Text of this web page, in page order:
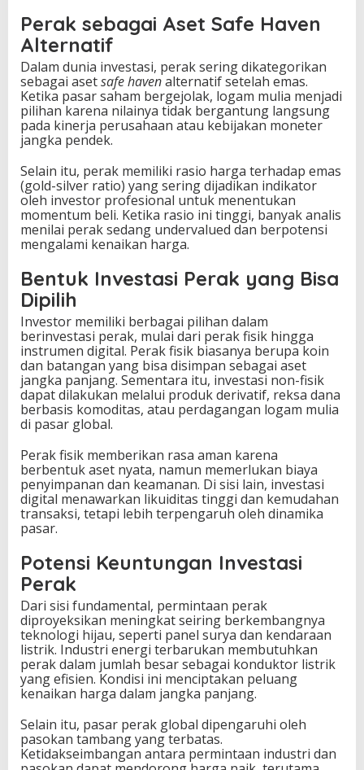
Perak sebagai Aset Safe Haven
Alternatif
Dalam dunia investasi, perak sering dikategorikan
sebagai asetsafe havenalternatif setelah emas.
Ketika pasar saham bergejolak, logam mulia menjadi
pilihan karena nilainya tidak bergantung langsung
pada kinerja perusahaan atau kebijakan moneter
jangka pendek.
Selain itu, perak memiliki rasio harga terhadap emas
(gold-silver ratio) yang sering dijadikan indikator
oleh investor profesional untuk menentukan
momentum beli. Ketika rasio ini tinggi, banyak analis
menilai perak sedang undervalued dan berpotensi
mengalami kenaikan harga.
Bentuk Investasi Perak yang Bisa
Dipilih
Investor memiliki berbagai pilihan dalam
berinvestasi perak, mulai dari perak fisik hingga
instrumen digital. Perak fisik biasanya berupa koin
dan batangan yang bisa disimpan sebagai aset
jangka panjang. Sementara itu, investasi non-fisik
dapat dilakukan melalui produk derivatif, reksa dana
berbasis komoditas, atau perdagangan logam mulia
di pasar global.
Perak fisik memberikan rasa aman karena
berbentuk aset nyata, namun memerlukan biaya
penyimpanan dan keamanan. Di sisi lain, investasi
digital menawarkan likuiditas tinggi dan kemudahan
transaksi, tetapi lebih terpengaruh oleh dinamika
pasar.
Potensi Keuntungan Investasi
Perak
Dari sisi fundamental, permintaan perak
diproyeksikan meningkat seiring berkembangnya
teknologi hijau, seperti panel surya dan kendaraan
listrik. Industri energi terbarukan membutuhkan
perak dalam jumlah besar sebagai konduktor listrik
yang efisien. Kondisi ini menciptakan peluang
kenaikan harga dalam jangka panjang.
Selain itu, pasar perak global dipengaruhi oleh
pasokan tambang yang terbatas.
Ketidakseimbangan antara permintaan industri dan